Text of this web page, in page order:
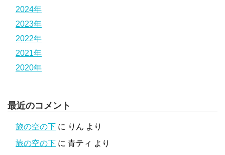
2024年
2023年
2022年
2021年
2020年
最近のコメント
旅の空の下 に りん より
旅の空の下 に 青ティ より